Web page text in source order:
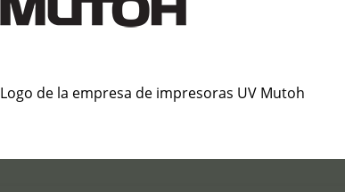
Logo de la empresa de impresoras UV Mutoh